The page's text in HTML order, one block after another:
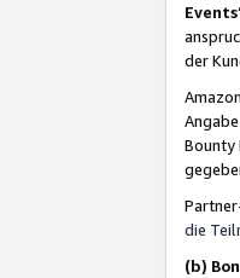
Events
der
Bounty
die
(b)